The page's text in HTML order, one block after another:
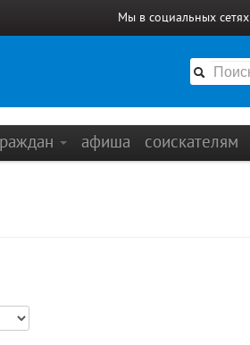
Мы в социальных сетях
афиша соискателям